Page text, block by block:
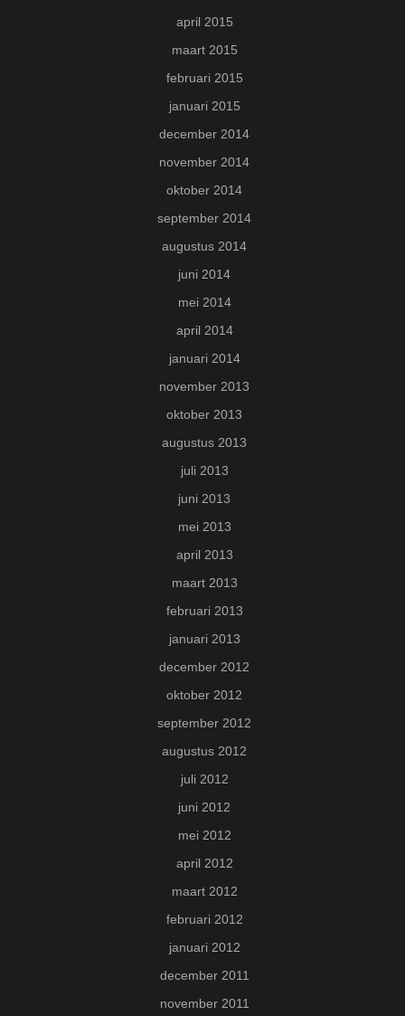
april 2015
maart 2015
februari 2015
januari 2015
december 2014
november 2014
oktober 2014
september 2014
augustus 2014
juni 2014
mei 2014
april 2014
januari 2014
november 2013
oktober 2013
augustus 2013
juli 2013
juni 2013
mei 2013
april 2013
maart 2013
februari 2013
januari 2013
december 2012
oktober 2012
september 2012
augustus 2012
juli 2012
juni 2012
mei 2012
april 2012
maart 2012
februari 2012
januari 2012
december 2011
november 2011